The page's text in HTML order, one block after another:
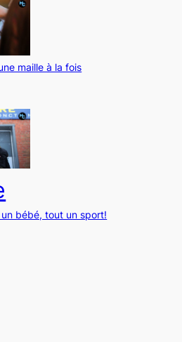
maille à la fois
un bébé, tout un sport!